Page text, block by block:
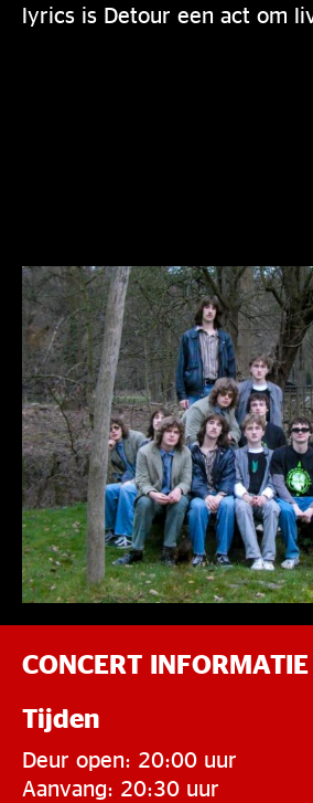
lyrics is Detour een act om
CONCERT INFORMATIE
Tijden
Deur open: 20:00 uur
Aanvang: 20:30 uur